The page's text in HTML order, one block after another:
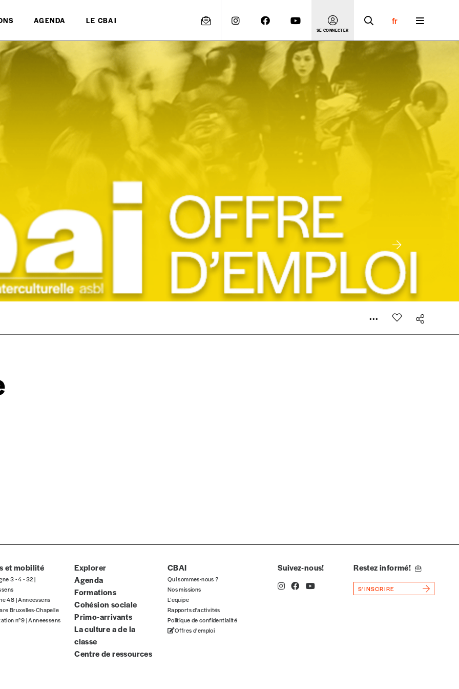
AGENDA LE CBAI
SE CONNECTER
fr
Créer un compte
INSCRIPTION
*champs obligatoires
bien ou d’un service, qui peut être une manière pour lui de payer le prix qu’il estime juste. Dans l’objectif de rendre
attachement aux valeurs de solidarité, nous vous proposons d’estimer vous-mêmes le coût de notre publication. Cette
indicatif. De cette manière, vous soutenez le travail de l’équipe de rédaction selon vos moyens et vos motivations.
commandez au numéro.
papier ou numérique.
et mobilité
3 - 4 - 32 |
48 | Anneessens
Bruxelles-Chapelle
n°9 | Anneessens
Explorer
Agenda
Formations
Cohésion sociale
Primo-arrivants
La culture a de la
classe
Centre de ressources
CBAI
Qui sommes-nous ?
Nos missions
L’équipe
Rapports d'activités
Politique de confidentialité
Offres d'emploi
Suivez-nous! Restez informé!
S'INSCRIRE